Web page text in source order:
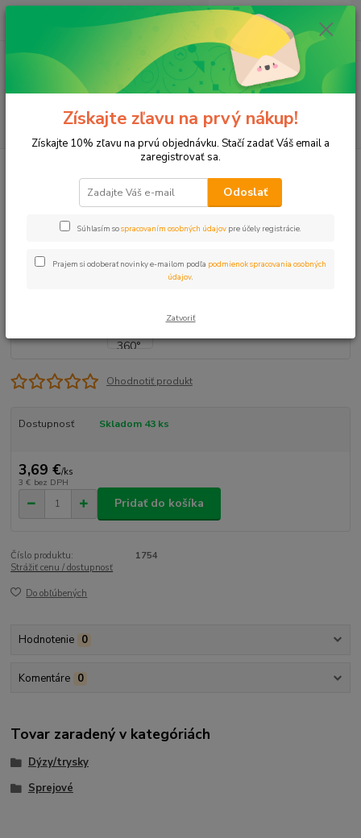
Menu
(Po-Pia, 8-17 hod.)
ks
za0 €
Dýzy/trysky
sekundárny podstrek
Dýza RB U-12-F 360°, 3,6m,
sekundárny podstrek
Ohodnotiť produkt
Dostupnosť Skladom 43 ks
3,69 €/ks
3 € bez DPH
Pridať do košíka
Číslo produktu:
1754
Strážiť cenu / dostupnosť
Do obľúbených
Hodnotenie 0
Komentáre 0
Tovar zaradený v kategóriách
Dýzy/trysky
Sprejové
Získajte zľavu na prvý nákup!
Získajte 10% zľavu na prvú objednávku. Stačí zadať Váš email a
zaregistrovať sa.
Odoslať
Súhlasím sospracovaním osobných údajov pre účely registrácie.
Prajem si odoberať novinky e-mailom podľa podmienok spracovania osobných
údajov
Zatvoriť